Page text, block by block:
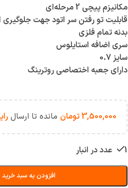
مکانیزم پیچی 2 مرحله‌ای
قابلیت تو رفتن سر اتود جهت جلوگیری
بدنه تمام فلزی
سری اضافه استایلوس
سایز 0.7
دارای جعبه اختصاصی روترینگ
3,500,000تومان مانده تا ارسال
1 عدد در انبار
افزودن به سبد خرید